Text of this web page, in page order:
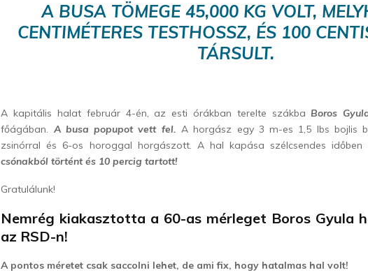
A BUSA TÖMEGE 45,000 KG VOLT,
CENTIMÉTERES TESTHOSSZ, ÉS 100
TÁRSULT.
A kapitális halat február 4-én, az esti órákban terelte szákba Boros
főágában. A busa popupot vett fel. A horgász egy 3 m-es 1,5 lbs bojlis
zsinórral és 6-os horoggal horgászott. A hal kapása szélcsendes időben
csónakból történt és 10 percig tartott!
Gratulálunk!
Nemrég kiakasztotta a 60-as mérleget Boros Gyula
az RSD-n!
A pontos méretet csak saccolni lehet, de ami fix, hogy hatalmas hal volt!